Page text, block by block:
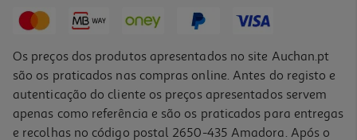
+0,10 € Depósito
Os preços dos produtos apresentados no site Auchan.pt
são os praticados nas compras online. Antes do registo e
autenticação do cliente os preços apresentados servem
apenas como referência e são os praticados para entregas
e recolhas no código postal 2650-435 Amadora. Após o